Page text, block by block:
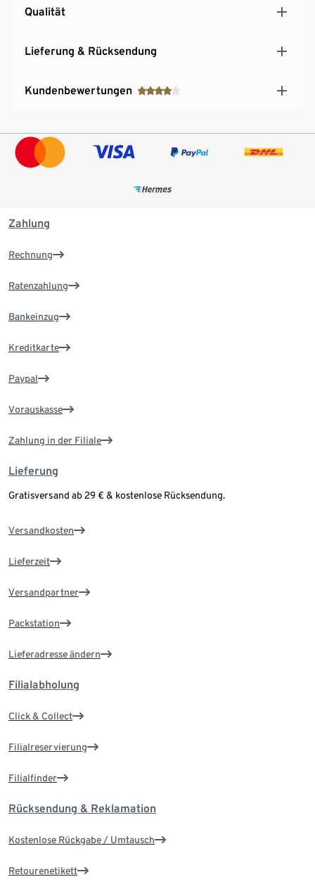
Qualität
Lieferung & Rücksendung
Kundenbewertungen
Zahlung
Rechnung
Ratenzahlung
Bankeinzug
Kreditkarte
Paypal
Vorauskasse
Zahlung in der Filiale
Lieferung
Gratisversand ab 29 € & kostenlose Rücksendung.
Versandkosten
Lieferzeit
Versandpartner
Packstation
Lieferadresse ändern
Filialabholung
Click & Collect
Filialreservierung
Filialfinder
Rücksendung & Reklamation
Kostenlose Rückgabe / Umtausch
Retourenetikett